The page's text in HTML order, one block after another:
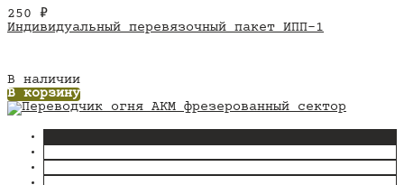
250 ₽
Индивидуальный перевязочный пакет ИПП-1
В наличии
В корзину